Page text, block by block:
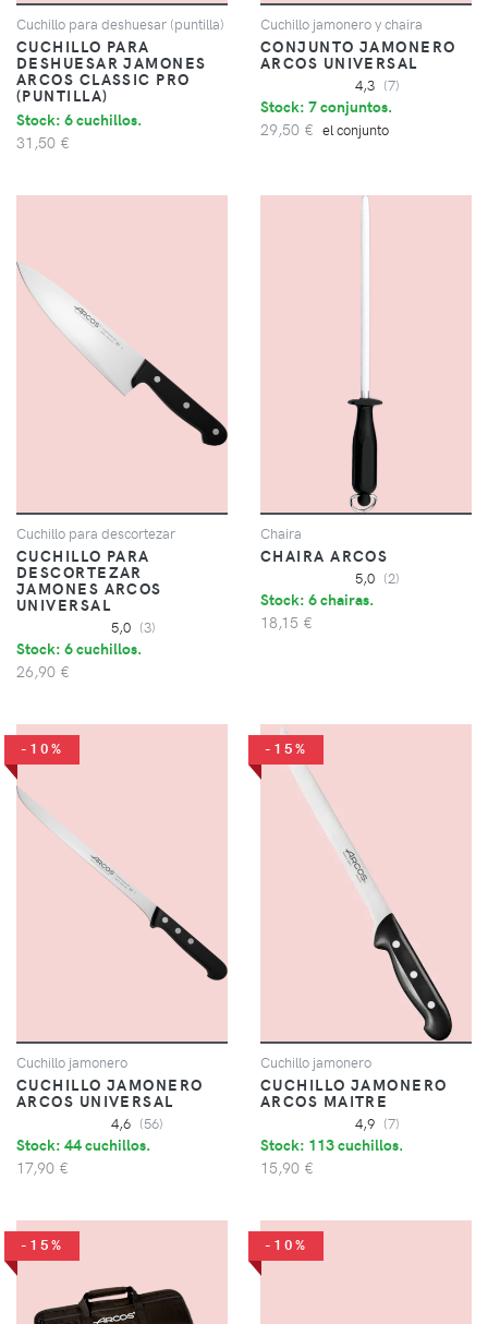
Cuchillo para deshuesar (puntilla)
CUCHILLO PARA
DESHUESAR JAMONES
ARCOS CLASSIC PRO
(PUNTILLA)
Stock: 6 cuchillos.
31,50 €
Cuchillo jamonero y chaira
CONJUNTO JAMONERO
ARCOS UNIVERSAL
4,3 (7)
Stock: 7 conjuntos.
29,50 € el conjunto
Cuchillo para descortezar
CUCHILLO PARA
DESCORTEZAR
JAMONES ARCOS
UNIVERSAL
5,0 (3)
Stock: 6 cuchillos.
26,90 €
Chaira
CHAIRA ARCOS
5,0 (2)
Stock: 6 chairas.
18,15 €
-10%
Cuchillo jamonero
CUCHILLO JAMONERO
ARCOS UNIVERSAL
4,6 (56)
Stock: 44 cuchillos.
17,90 €
-15%
Cuchillo jamonero
CUCHILLO JAMONERO
ARCOS MAITRE
4,9 (7)
Stock: 113 cuchillos.
15,90 €
-15% -10%